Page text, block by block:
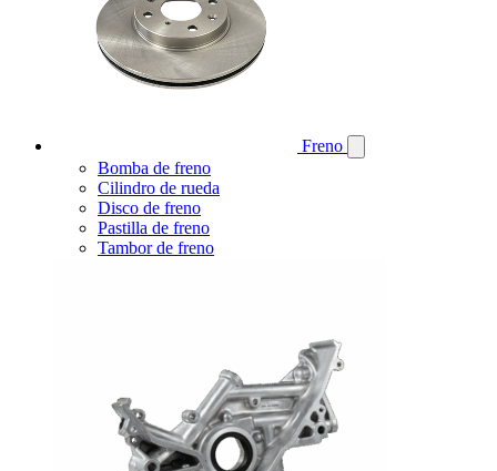
Freno
Bomba de freno
Cilindro de rueda
Disco de freno
Pastilla de freno
Tambor de freno